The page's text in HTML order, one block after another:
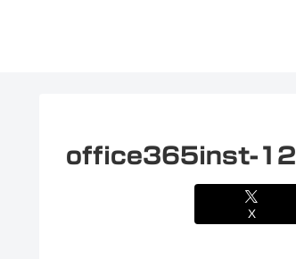
office365inst-12
X